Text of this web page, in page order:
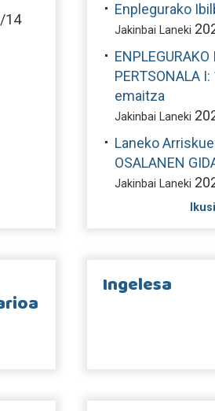
14
Enplegurako
Jakinbai Laneki
ENPLEGURAKO
PERTSONALA
emaitza
Jakinbai Laneki
Laneko
OSALANEN
Jakinbai Laneki
Ingelesa